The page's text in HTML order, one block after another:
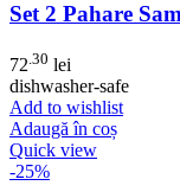
Set 2 Pahare
72.30 lei
dishwasher-safe
Add to wishlist
Adaugă în coș
Quick view
-25%